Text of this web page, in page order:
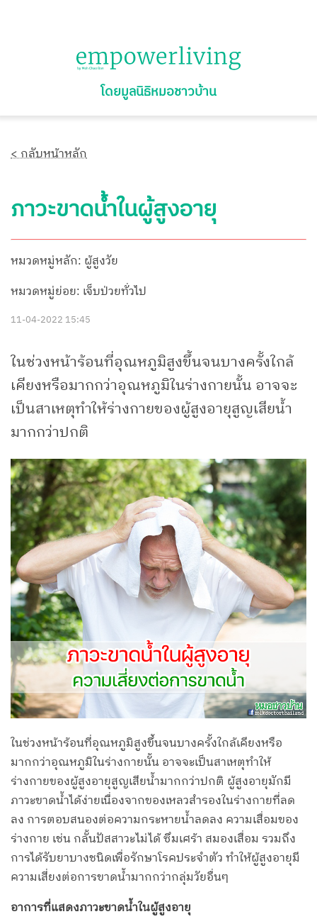
โดยมูลนิธิหมอชาวบ้าน
< กลับหน้าหลัก
ภาวะขาดน้ำในผู้สูงอายุ
หมวดหมู่หลัก: ผู้สูงวัย
หมวดหมู่ย่อย: เจ็บป่วยทั่วไป
11-04-2022 15:45
ในช่วงหน้าร้อนที่อุณหภูมิสูงขึ้นจนบางครั้งใกล้
เคียงหรือมากกว่าอุณหภูมิในร่างกายนั้น อาจจะ
เป็นสาเหตุทำให้ร่างกายของผู้สูงอายุสูญเสียน้ำ
มากกว่าปกติ
ในช่วงหน้าร้อนที่อุณหภูมิสูงขึ้นจนบางครั้งใกล้เคียงหรือ
มากกว่าอุณหภูมิในร่างกายนั้น อาจจะเป็นสาเหตุทำให้
ร่างกายของผู้สูงอายุสูญเสียน้ำมากกว่าปกติ ผู้สูงอายุมักมี
ภาวะขาดน้ำได้ง่ายเนื่องจากของเหลวสำรองในร่างกายที่ลด
ลง การตอบสนองต่อความกระหายน้ำลดลง ความเสื่อมของ
ร่างกาย เช่น กลั้นปัสสาวะไม่ได้ ซึมเศร้า สมองเสื่อม รวมถึง
การได้รับยาบางชนิดเพื่อรักษาโรคประจำตัว ทำให้ผู้สูงอายุมี
ความเสี่ยงต่อการขาดน้ำมากกว่ากลุ่มวัยอื่นๆ
อาการที่แสดงภาวะขาดน้ำในผู้สูงอายุ